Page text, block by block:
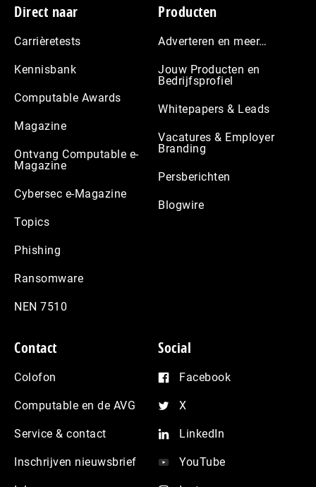
Footer
Direct naar
Carrièretests
Kennisbank
Computable Awards
Magazine
Ontvang Computable e-
Magazine
Cybersec e-Magazine
Topics
Phishing
Ransomware
NEN 7510
Producten
Adverteren en meer…
Jouw Producten en
Bedrijfsprofiel
Whitepapers & Leads
Vacatures & Employer
Branding
Persberichten
Blogwire
Contact
Colofon
Computable en de AVG
Service & contact
Inschrijven nieuwsbrief
Social
Facebook
X
LinkedIn
YouTube